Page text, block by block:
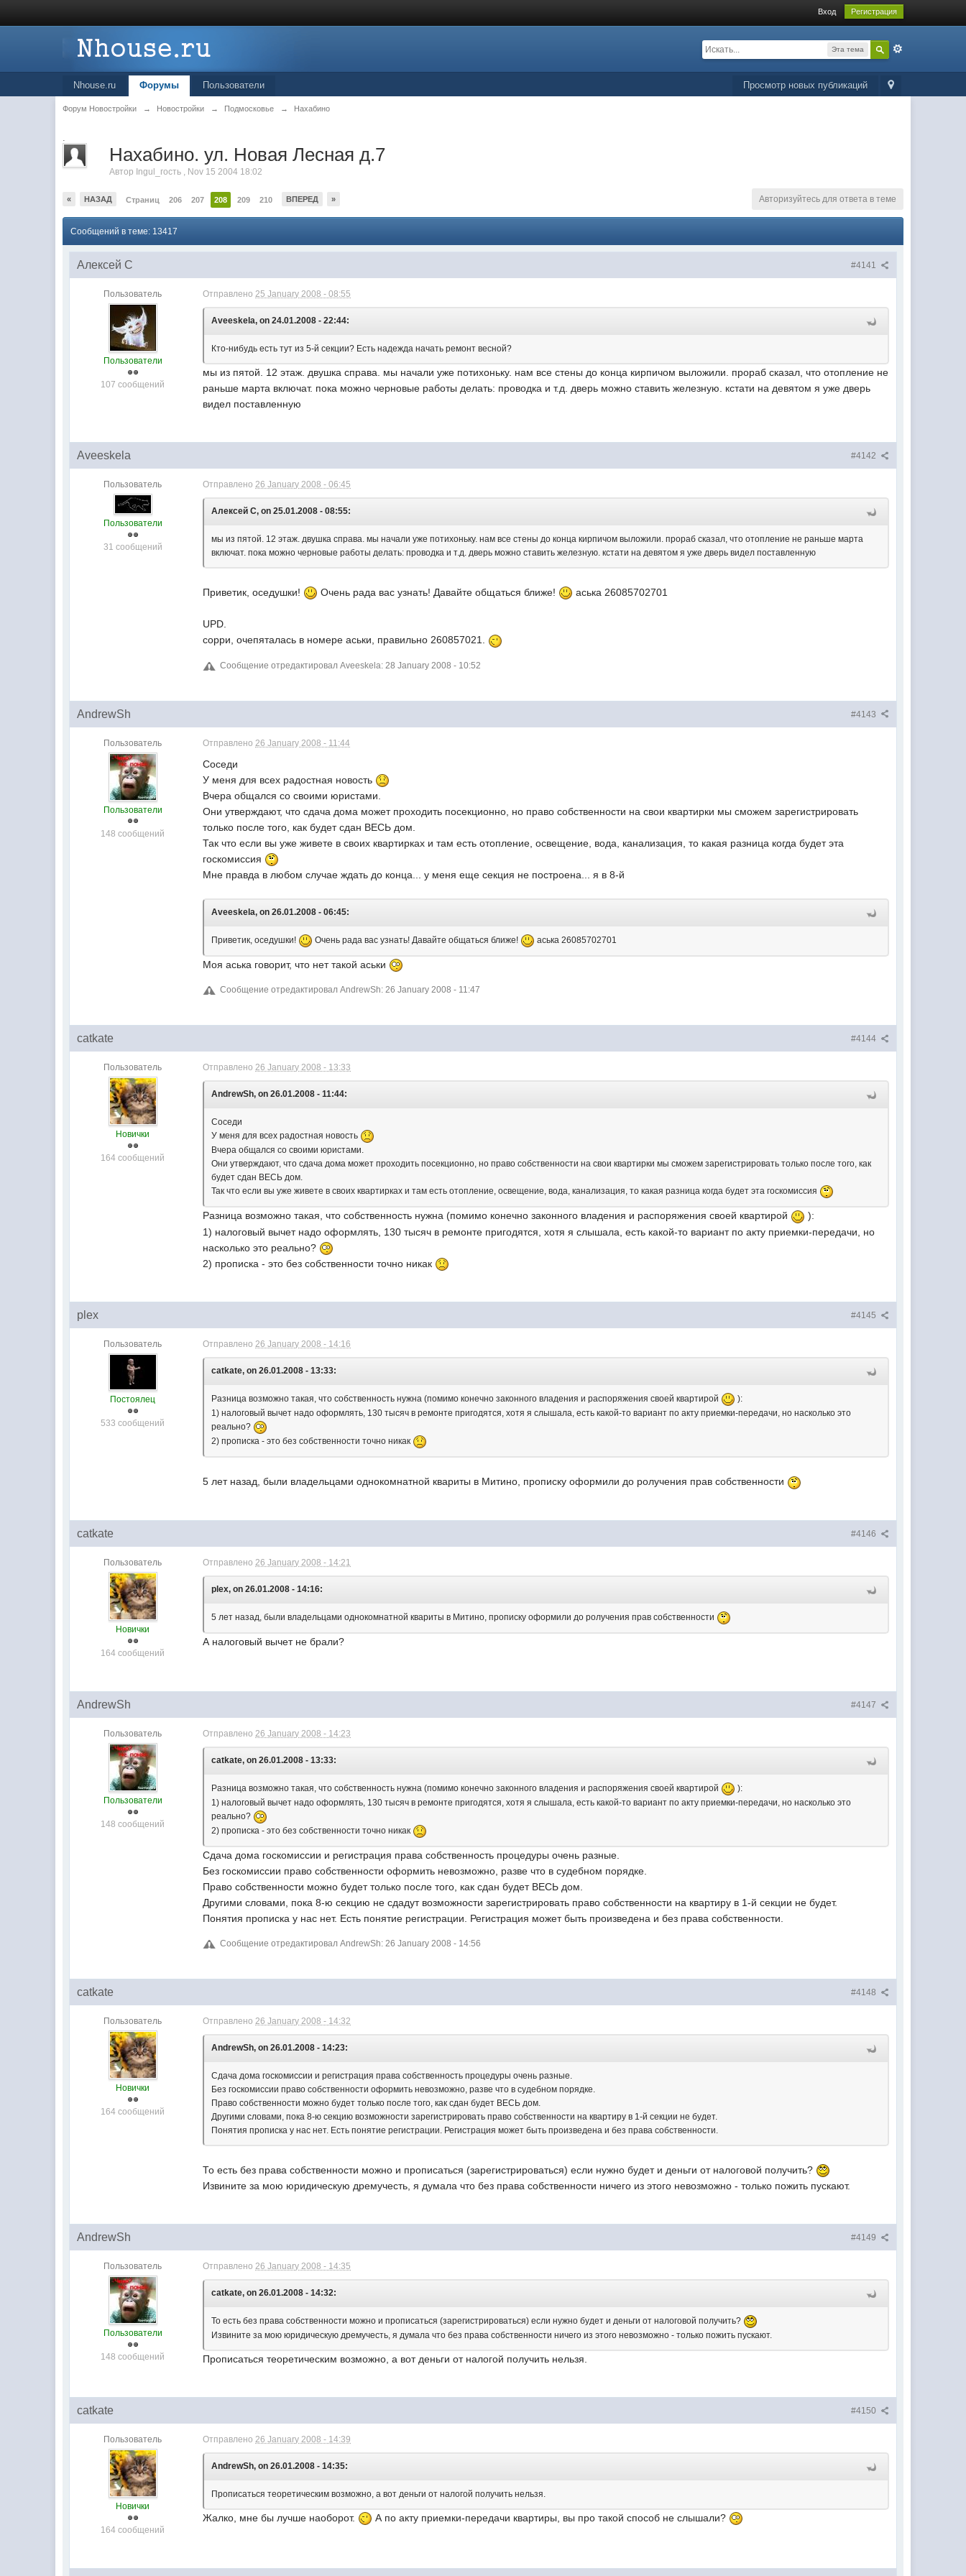
Вход Регистрация
Эта тема
Просмотр новых публикаций
Nhouse.ru Форумы Пользователи
Форум Новостройки → Новостройки → Подмосковье → Нахабино
.
Нахабино. ул. Новая Лесная д.7
Автор Ingul_гость , Nov 15 2004 18:02
« НАЗАД Страниц 206 207 208 209 210 ВПЕРЕД » Авторизуйтесь для ответа в теме
Сообщений в теме: 13417
#4141
Алексей C
Пользователь
Пользователи
107 сообщений
Отправлено25 January 2008 - 08:55
Aveeskela, on 24.01.2008 - 22:44:
Кто-нибудь есть тут из 5-й секции? Есть надежда начать ремонт весной?
мы из пятой. 12 этаж. двушка справа. мы начали уже потихоньку. нам все стены до конца кирпичом выложили. прораб сказал, что отопление не
раньше марта включат. пока можно черновые работы делать: проводка и т.д. дверь можно ставить железную. кстати на девятом я уже дверь
видел поставленную
#4142
Aveeskela
Пользователь
Пользователи
31 сообщений
Отправлено26 January 2008 - 06:45
Алексей C, on 25.01.2008 - 08:55:
мы из пятой. 12 этаж. двушка справа. мы начали уже потихоньку. нам все стены до конца кирпичом выложили. прораб сказал, что отопление не раньше марта
включат. пока можно черновые работы делать: проводка и т.д. дверь можно ставить железную. кстати на девятом я уже дверь видел поставленную
Приветик, оседушки! Очень рада вас узнать! Давайте общаться ближе! аська 26085702701
UPD.
сорри, очепяталась в номере аськи, правильно 260857021.
Сообщение отредактировал Aveeskela: 28 January 2008 - 10:52
#4143
AndrewSh
Пользователь
Пользователи
148 сообщений
Отправлено 26 January 2008 - 11:44
Соседи
У меня для всех радостная новость
Вчера общался со своими юристами.
Они утверждают, что сдача дома может проходить посекционно, но право собственности на свои квартирки мы сможем зарегистрировать
только после того, как будет сдан ВЕСЬ дом.
Так что если вы уже живете в своих квартирках и там есть отопление, освещение, вода, канализация, то какая разница когда будет эта
госкомиссия
Мне правда в любом случае ждать до конца... у меня еще секция не построена... я в 8-й
Aveeskela, on 26.01.2008 - 06:45:
Приветик, оседушки! Очень рада вас узнать! Давайте общаться ближе! аська 26085702701
Моя аська говорит, что нет такой аськи
Сообщение отредактировал AndrewSh: 26 January 2008 - 11:47
#4144
catkate
Пользователь
Новички
164 сообщений
Отправлено26 January 2008 - 13:33
AndrewSh, on 26.01.2008 - 11:44:
Соседи
У меня для всех радостная новость
Вчера общался со своими юристами.
Они утверждают, что сдача дома может проходить посекционно, но право собственности на свои квартирки мы сможем зарегистрировать только после того, как
будет сдан ВЕСЬ дом.
Так что если вы уже живете в своих квартирках и там есть отопление, освещение, вода, канализация, то какая разница когда будет эта госкомиссия
Разница возможно такая, что собственность нужна (помимо конечно законного владения и распоряжения своей квартирой
):
1) налоговый вычет надо оформлять, 130 тысяч в ремонте пригодятся, хотя я слышала, есть какой-то вариант по акту приемки-передачи, но
насколько это реально?
2) прописка - это без собственности точно никак
#4145
plex
Пользователь
Постоялец
533 сообщений
Отправлено26 January 2008 - 14:16
catkate, on 26.01.2008 - 13:33:
Разница возможно такая, что собственность нужна (помимо конечно законного владения и распоряжения своей квартирой
):
1) налоговый вычет надо оформлять, 130 тысяч в ремонте пригодятся, хотя я слышала, есть какой-то вариант по акту приемки-передачи, но насколько это
реально?
2) прописка - это без собственности точно никак
5 лет назад, были владельцами однокомнатной квариты в Митино, прописку оформили до ролучения прав собственности
#4146
catkate
Пользователь
Новички
164 сообщений
Отправлено 26 January 2008 - 14:21
plex, on 26.01.2008 - 14:16:
5 лет назад, были владельцами однокомнатной квариты в Митино, прописку оформили до ролучения прав собственности
А налоговый вычет не брали?
#4147
AndrewSh
Пользователь
Пользователи
148 сообщений
Отправлено 26 January 2008 - 14:23
catkate, on 26.01.2008 - 13:33:
Разница возможно такая, что собственность нужна (помимо конечно законного владения и распоряжения своей квартирой
):
1) налоговый вычет надо оформлять, 130 тысяч в ремонте пригодятся, хотя я слышала, есть какой-то вариант по акту приемки-передачи, но насколько это
реально?
2) прописка - это без собственности точно никак
Сдача дома госкомиссии и регистрация права собственность процедуры очень разные.
Без госкомиссии право собственности оформить невозможно, разве что в судебном порядке.
Право собственности можно будет только после того, как сдан будет ВЕСЬ дом.
Другими словами, пока 8-ю секцию не сдадут возможности зарегистрировать право собственности на квартиру в 1-й секции не будет.
Понятия прописка у нас нет. Есть понятие регистрации. Регистрация может быть произведена и без права собственности.
Сообщение отредактировал AndrewSh: 26 January 2008 - 14:56
#4148
catkate
Пользователь
Новички
164 сообщений
Отправлено 26 January 2008 - 14:32
AndrewSh, on 26.01.2008 - 14:23:
Сдача дома госкомиссии и регистрация права собственность процедуры очень разные.
Без госкомиссии право собственности оформить невозможно, разве что в судебном порядке.
Право собственности можно будет только после того, как сдан будет ВЕСЬ дом.
Другими словами, пока 8-ю секцию возможности зарегистрировать право собственности на квартиру в 1-й секции не будет.
Понятия прописка у нас нет. Есть понятие регистрации. Регистрация может быть произведена и без права собственности.
То есть без права собственности можно и прописаться (зарегистрироваться) если нужно будет и деньги от налоговой получить?
Извините за мою юридическую дремучесть, я думала что без права собственности ничего из этого невозможно - только пожить пускают.
#4149
AndrewSh
Пользователь
Пользователи
148 сообщений
Отправлено26 January 2008 - 14:35
catkate, on 26.01.2008 - 14:32:
То есть без права собственности можно и прописаться (зарегистрироваться) если нужно будет и деньги от налоговой получить?
Извините за мою юридическую дремучесть, я думала что без права собственности ничего из этого невозможно - только пожить пускают.
Прописаться теоретическим возможно, а вот деньги от налогой получить нельзя.
#4150
catkate
Пользователь
Новички
164 сообщений
Отправлено26 January 2008 - 14:39
AndrewSh, on 26.01.2008 - 14:35:
Прописаться теоретическим возможно, а вот деньги от налогой получить нельзя.
Жалко, мне бы лучше наоборот. А по акту приемки-передачи квартиры, вы про такой способ не слышали?